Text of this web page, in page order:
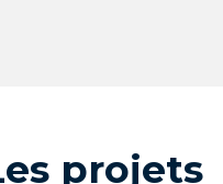
projets